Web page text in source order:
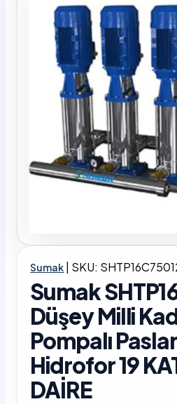
Sumak | SKU:
Sumak
Düşey Milli
Pompalı
Hidrofor 19
DAİRE